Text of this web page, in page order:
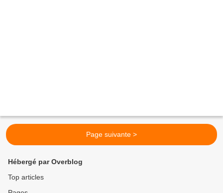
Page suivante >
Hébergé par Overblog
Top articles